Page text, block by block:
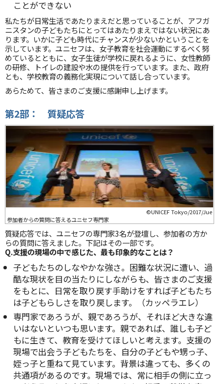
ことができない
私たちが日常生活であたりまえだと思っていることが、アフガ
ニスタンの子どもたちにとってはあたりまえではない状況にあ
ります。いかに子ども時代にチャンスが少ないかということを
示しています。ユニセフは、女子教育を社会運動にするべく努
めているとともに、女子生徒が学校に戻れるように、女性教師
の研修、トイレの建設や水の提供を行っています。また、政府
とも、学校教育の義務化実現について話し合っています。
あらためて、皆さまのご支援に感謝申し上げます。
第2部： 質疑応答
©UNICEF Tokyo/2017/Jue
参加者からの質問に答えるユニセフ専門家
質疑応答では、ユニセフの専門家3名が登壇し、参加者の方か
らの質問に答えました。下記はその一部です。
Q.支援の現場の中で感じた、最も印象的なことは？
子どもたちのしなやかな強さ。困難な状況に遭い、過
酷な現状を目の当たりにしながらも、皆さまのご支援
をもとに、日常を取り戻す手助けをすれば子どもたち
は子どもらしさを取り戻します。（カッペラエレ）
専門家であろうが、親であろうが、それほど大きな違
いはないといつも思います。親であれば、誰しも子ど
もに生きて、教育を受けてほしいと考えます。支援の
現場で出会う子どもたちを、自分の子どもや甥っ子、
姪っ子と重ねて見ています。背景は違っても、多くの
共通項があるのです。現場では、常に相手の側に立っ